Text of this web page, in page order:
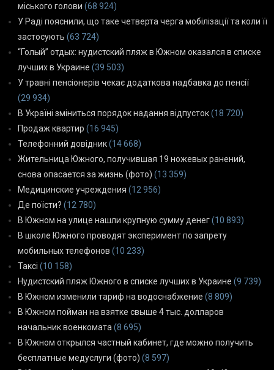
міського голови (68 924)
У Раді пояснили, що таке четверта черга мобілізації та коли її
застосують (63 724)
“Голый” отдых: нудистский пляж в Южном оказался в списке
лучших в Украине (39 503)
У травні пенсіонерів чекає додаткова надбавка до пенсії
(29 934)
В Україні зміниться порядок надання відпусток(18 720)
Продаж квартир (16 945)
Телефонний довідник(14 668)
Жительница Южного, получившая 19 ножевых ранений,
снова опасается за жизнь (фото) (13 359)
Медицинские учреждения (12 956)
Де поїсти? (12 780)
В Южном на улице нашли крупную сумму денег(10 893)
В школе Южного проводят эксперимент по запрету
мобильных телефонов (10 233)
Таксі (10 158)
Нудистский пляж Южного в списке лучших в Украине (9 739)
В Южном изменили тариф на водоснабжение (8 809)
В Южном пойман на взятке свыше 4 тыс. долларов
начальник военкомата (8 695)
В Южном открылся частный кабинет, где можно получить
бесплатные медуслуги (фото) (8 597)